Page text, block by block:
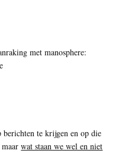
met manosphere:
berichten te krijgen en op die
maarwat staan we wel en niet